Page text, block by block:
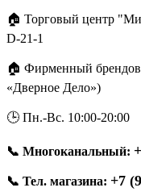
🏠 Торговый центр
D-21-1
🏠 Фирменный
«Дверное Дело»)
🕒 Пн.-Вс. 10:00-20:00
📞 Многоканальный:
📞 Тел. магазина: +7